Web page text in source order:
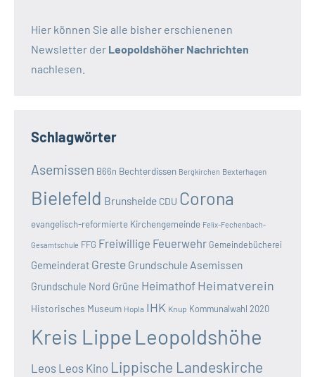
Hier können Sie alle bisher erschienenen
Newsletter der Leopoldshöher Nachrichten
nachlesen.
Schlagwörter
Asemissen B66n Bechterdissen Bergkirchen Bexterhagen
Bielefeld Brunsheide CDU Corona
evangelisch-reformierte Kirchengemeinde Felix-Fechenbach-
Gesamtschule FFG Freiwillige Feuerwehr Gemeindebücherei
Gemeinderat Greste Grundschule Asemissen
Grundschule Nord Grüne Heimathof Heimatverein
Historisches Museum Hopla IHK Knup Kommunalwahl 2020
Kreis Lippe Leopoldshöhe
Leos Leos Kino Lippische Landeskirche